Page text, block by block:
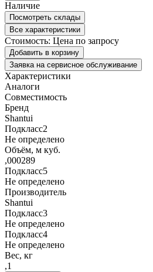
Наличие
Посмотреть склады
Все характеристики
Стоимость: Цена по запросу
Добавить в корзину
Заявка на сервисное обслуживание
Характеристики
Аналоги
Совместимость
Бренд
Shantui
Подкласс2
Не определено
Объём, м куб.
,000289
Подкласс5
Не определено
Производитель
Shantui
Подкласс3
Не определено
Подкласс4
Не определено
Вес, кг
,1